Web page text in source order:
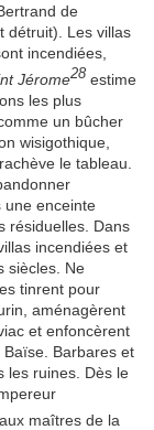
de
détruit). Les villas
incendiées,
Jérome28 estime
les plus
un bûcher
wisigothique,
le tableau.
une enceinte
résiduelles. Dans
incendiées et
siècles. Ne
tinrent pour
aménagèrent
et enfoncèrent
Barbares et
les ruines. Dès le
maîtres de la